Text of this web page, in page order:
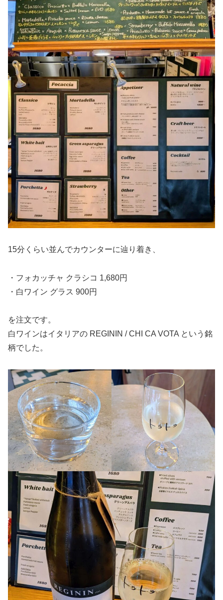
15分くらい並んでカウンターに辿り着き、
・フォカッチャ クラシコ 1,680円
・白ワイン グラス 900円
を注文です。
白ワインはイタリアの REGININ / CHI CA VOTA という銘
柄でした。